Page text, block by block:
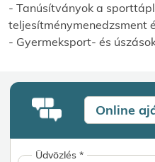
- Tanúsítványok a
teljesítménymenedzsment
- Gyermeksport- és
Online
Üdvözlés*